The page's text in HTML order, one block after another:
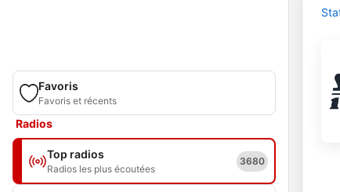
Favoris
Favoris et récents
Radios
Top radios
Radios les plus écoutées
3680